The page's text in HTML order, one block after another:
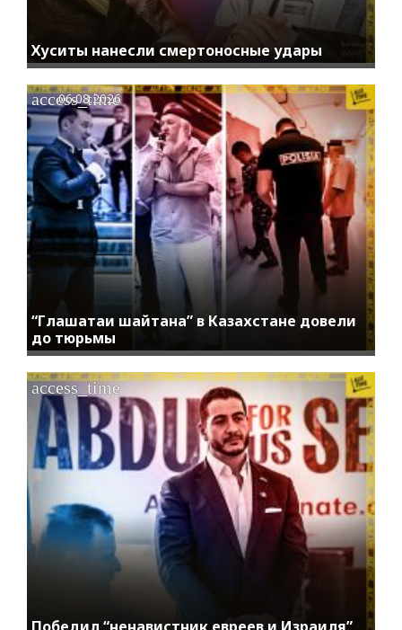
Хуситы нанесли смертоносные удары
“Глашатаи шайтана” в Казахстане довели
до тюрьмы
access_time
06.08.2026
access_time